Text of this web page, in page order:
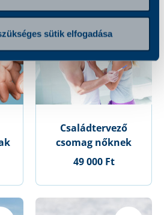
sütik elfogadása
Családtervező
csomag nőknek
49 000 Ft